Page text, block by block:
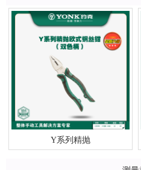
Y系列精抛